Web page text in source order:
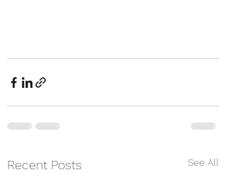
Recent Posts See All